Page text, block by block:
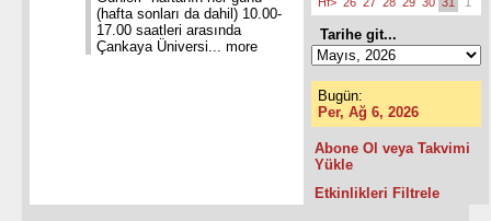
(hafta sonları da dahil) 10.00-
17.00 saatleri arasında
Çankaya Üniversi... more
Tarihe git...
Bugün:
Per, Ağ 6, 2026
Abone Ol veya Takvimi
Yükle
Etkinlikleri Filtrele